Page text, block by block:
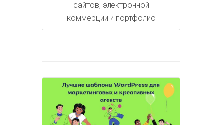
сайтов, электронной
коммерции и портфолио